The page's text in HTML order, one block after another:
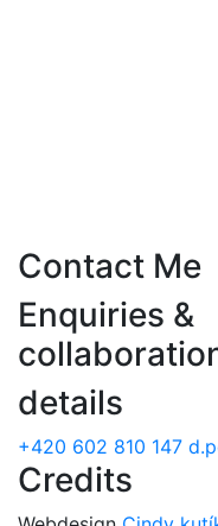
Contact Me
Enquiries &
details
+420 602 810 147
Credits